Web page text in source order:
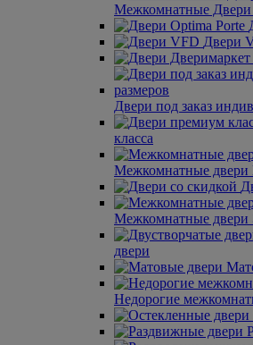
Межкомнатные Двери
Двери
Двери под заказ
класса
Межкомнатные
Межкомнатные двери
двери
Недорогие